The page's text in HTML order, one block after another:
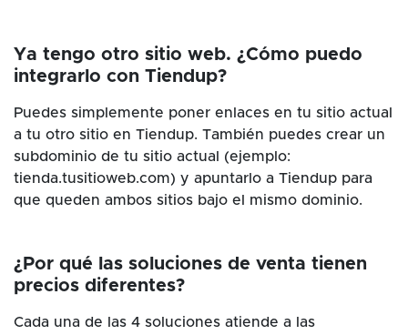
Ya tengo otro sitio web. ¿Cómo puedo
integrarlo con Tiendup?
Puedes simplemente poner enlaces en tu sitio actual
a tu otro sitio en Tiendup. También puedes crear un
subdominio de tu sitio actual (ejemplo:
tienda.tusitioweb.com) y apuntarlo a Tiendup para
que queden ambos sitios bajo el mismo dominio.
¿Por qué las soluciones de venta tienen
precios diferentes?
Cada una de las 4 soluciones atiende a las